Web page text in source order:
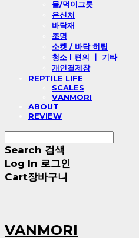
물/먹이그릇
은신처
바닥재
조명
소켓 / 바닥 히팅
청소 l 편의 ㅣ 기타
개인결제창
REPTILE LIFE
SCALES
VANMORI
ABOUT
REVIEW
Search 검색
Log In 로그인
Cart장바구니
VANMORI